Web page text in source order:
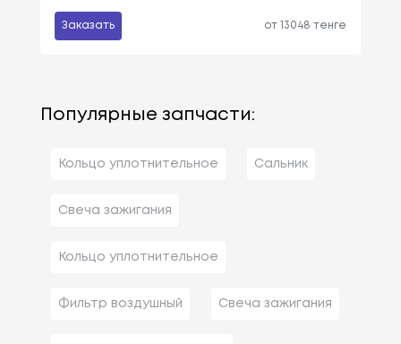
Заказать от 13048 тенге
Популярные запчасти:
Кольцо уплотнительное Сальник
Свеча зажигания
Кольцо уплотнительное
Фильтр воздушный Свеча зажигания